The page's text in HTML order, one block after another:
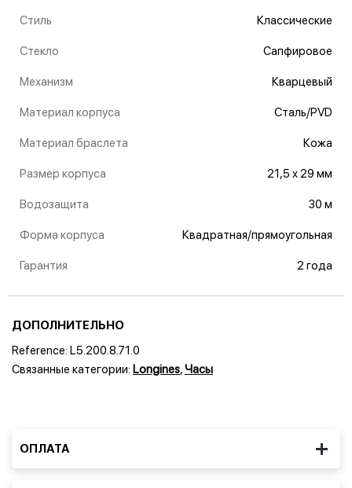
Стиль Классические
Стекло Сапфировое
Механизм Кварцевый
Материал корпуса Сталь/PVD
Материал браслета Кожа
Размер корпуса 21,5 x 29 мм
Водозащита 30 м
Форма корпуса Квадратная/прямоугольная
Гарантия 2 года
ДОПОЛНИТЕЛЬНО
Reference: L5.200.8.71.0
Связанные категории: Longines,Часы
ОПЛАТА